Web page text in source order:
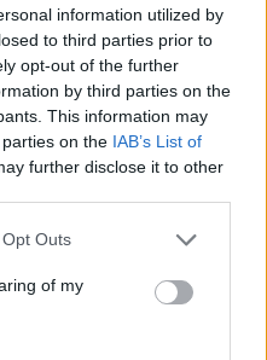
information utilized by
to third parties prior to
opt-out of the further
by third parties on the
This information may
on the IAB’s List of
further disclose it to other
Outs
of my
sureagavo „Nevėžio“
suburianti
ir visur kartu su
ir didžiuojamės,
žinutę savo gerbėjai